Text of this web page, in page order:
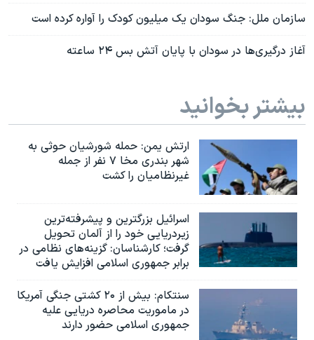
سازمان ملل: جنگ سودان یک میلیون کودک را آواره کرده است
آغاز درگیری‌ها در سودان با پایان آتش بس ۲۴ ساعته
بیشتر بخوانید
ارتش یمن: حمله شورشیان حوثی به
شهر بندری مخا ۷ نفر از جمله
غیرنظامیان را کشت
اسرائيل بزرگترین و پیشرفته‌ترین
زیردریایی خود را از آلمان تحویل
گرفت؛ کارشناسان: گزینه‌های نظامی در
برابر جمهوری اسلامی افزایش یافت
سنتکام: بیش از ۲۰ کشتی جنگی آمریکا
در ماموریت محاصره دریایی علیه
جمهوری اسلامی حضور دارند